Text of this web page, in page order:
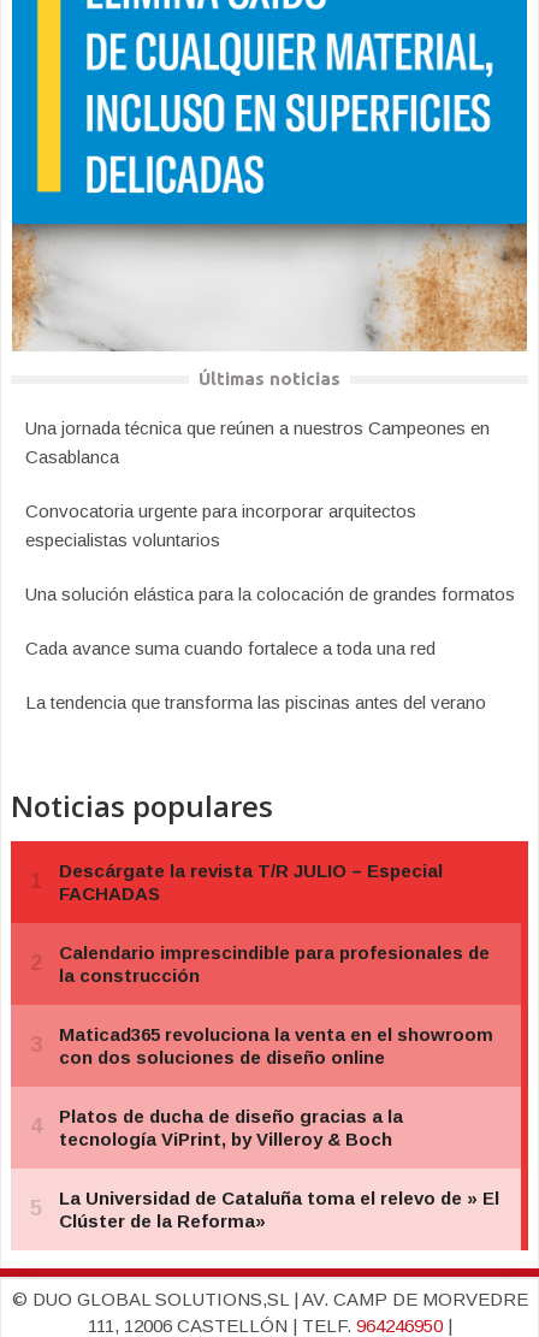
Últimas noticias
Una jornada técnica que reúnen a nuestros Campeones en
Casablanca
Convocatoria urgente para incorporar arquitectos
especialistas voluntarios
Una solución elástica para la colocación de grandes formatos
Cada avance suma cuando fortalece a toda una red
La tendencia que transforma las piscinas antes del verano
Noticias populares
© DUO GLOBAL SOLUTIONS,SL | AV. CAMP DE MORVEDRE
111, 12006 CASTELLÓN | TELF. 964246950|